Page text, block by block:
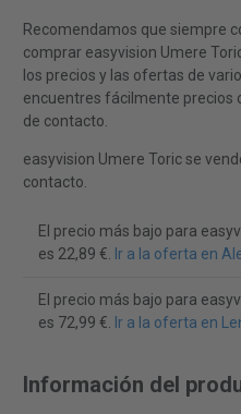
Recomendamos que siempre
comprar easyvision Umere
los precios y las ofertas de
encuentres fácilmente precios
de contacto.
easyvision Umere Toric se
contacto.
El precio más bajo para
es 22,89 €. Ir a la oferta en
El precio más bajo para
es 72,99 €. Ir a la oferta en
Información del